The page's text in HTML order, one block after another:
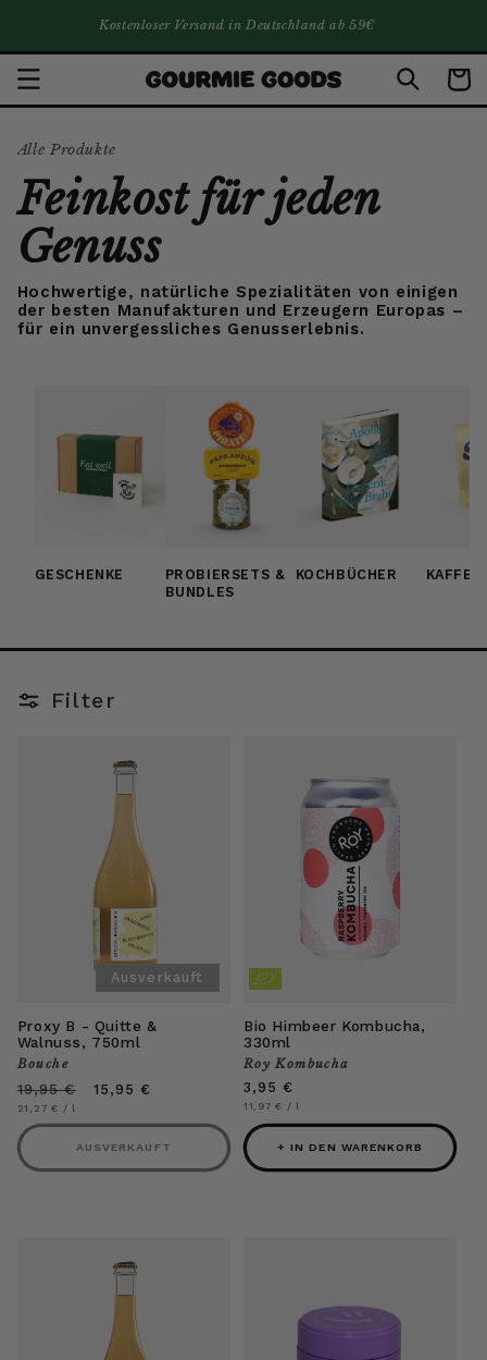
DIREKT ZUM
Kostenloser Versand in Deutschland ab 59€
Alle Produkte
Feinkost für jeden
Genuss
Hochwertige, natürliche Spezialitäten von einigen
der besten Manufakturen und Erzeugern Europas –
für ein unvergessliches Genusserlebnis.
GESCHENKE
PROBIERSETS &
BUNDLES
KOCHBÜCHER
Filter
Ausverkauft
Proxy B - Quitte &
Walnuss, 750ml
Anbieter:
Bouche
Normaler
Preis
19,95 € Verkaufspreis
15,95 €
Grundpreis
21,27 € / pro
l
AUSVERKAUFT
Bio Himbeer Kombucha,
330ml
Anbieter:
Roy Kombucha
Normaler
Preis
3,95 €
Grundpreis
11,97 € / pro
l
+ IN DEN WARENKORB